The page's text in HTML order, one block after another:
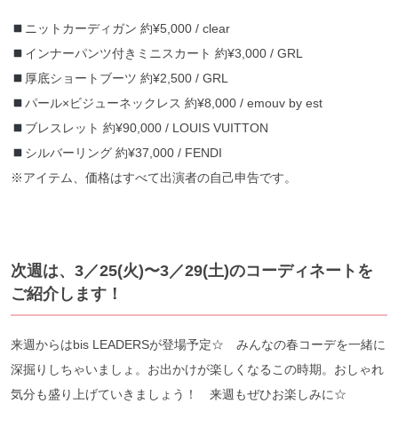
ニットカーディガン 約¥5,000 / clear
インナーパンツ付きミニスカート 約¥3,000 / GRL
厚底ショートブーツ 約¥2,500 / GRL
パール×ビジューネックレス 約¥8,000 / emouv by est
ブレスレット 約¥90,000 / LOUIS VUITTON
シルバーリング 約¥37,000 / FENDI
※アイテム、価格はすべて出演者の自己申告です。
次週は、3／25(火)〜3／29(土)のコーディネートを
ご紹介します！
来週からはbis LEADERSが登場予定☆ みんなの春コーデを一緒に
深掘りしちゃいましょ。お出かけが楽しくなるこの時期。おしゃれ
気分も盛り上げていきましょう！ 来週もぜひお楽しみに☆